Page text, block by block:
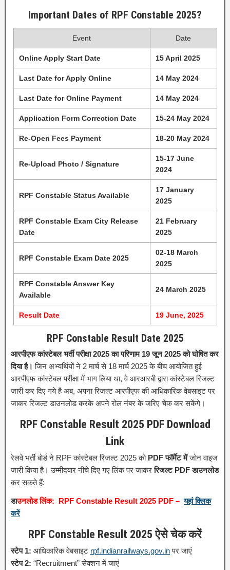
Important Dates of RPF Constable 2025?
Event Date
Online Apply Start Date 15 April 2025
Last Date for Apply Online 14 May 2024
Last Date for Online Payment 14 May 2024
Application Form Correction Date 15-24 May 2024
Re-Open Fees Payment 18-20 May 2024
Re-Upload Photo / Signature
15-17 June
2024
RPF Constable Status Available
17 January
2025
RPF Constable Exam City Release
Date
21 February
2025
RPF Constable Exam Date 2025
02-18 March
2025
RPF Constable Answer Key
Available
24 March 2025
Result Date 19 June, 2025
RPF Constable Result Date 2025
आरपीएफ कांस्टेबल भर्ती परीक्षा 2025 का परिणाम 19 जून 2025 को घोषित कर
दिया है। जिन अभ्यर्थियों ने 2 मार्च से 18 मार्च 2025 के बीच आयोजित हुई
आरपीएफ कांस्टेबल परीक्षा में भाग लिया था, वे आरआरबी द्वारा कांस्टेबल रिजल्ट
जारी कर दिए गये है अब, अपना रिजल्ट आरपीएफ की आधिकारिक वेबसाइट पर
जाकर रिजल्ट डाउनलोड करके अपने रोल नंबर के जरिए चेक कर सकेंगे।
RPF Constable Result 2025 PDF Download
Link
रेलवे भर्ती बोर्ड ने RPF कांस्टेबल रिजल्ट 2025 को PDF फॉर्मेट मेंजोन वाइज
जारी किया है। उम्मीदवार नीचे दिए गए लिंक पर जाकररिजल्ट PDF डाउनलोड
कर सकते हैं:
डाउनलोड लिंक: RPF Constable Result 2025 PDF – यहां क्लिक
करें
RPF Constable Result 2025 ऐसे चेक करें
स्टेप 1: आधिकारिक वेबसाइट rpf.indianrailways.gov.inपर जाएं
स्टेप 2: “Recruitment” सेक्शन में जाएं